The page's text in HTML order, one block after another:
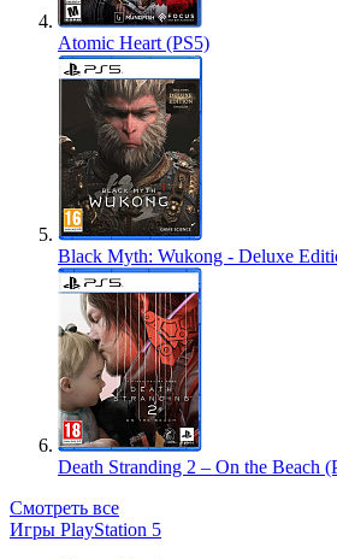
Atomic Heart (PS5)
Black Myth: Wukong - Deluxe
Death Stranding 2 – On the Beach
Смотреть все
Игры PlayStation 5